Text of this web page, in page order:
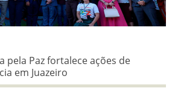
pela Paz fortalece ações de
em Juazeiro